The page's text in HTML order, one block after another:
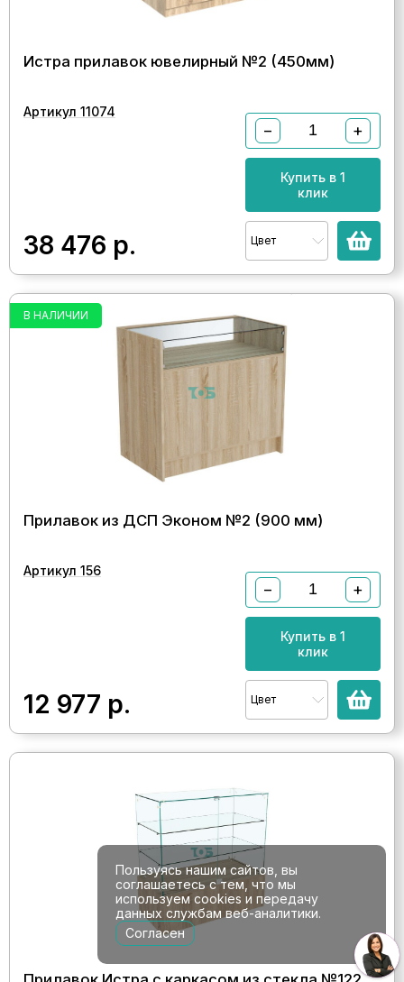
Истра прилавок ювелирный №2 (450мм)
Артикул 11074
38 476 р.
− +
Купить в 1
клик
Цвет
В НАЛИЧИИ
Прилавок из ДСП Эконом №2 (900 мм)
Артикул 156
12 977 р.
− +
Купить в 1
клик
Цвет
Пользуясь нашим сайтов, вы
соглашаетесь с тем, что мы
используем cookies и передачу
данных службам веб-аналитики.
Согласен